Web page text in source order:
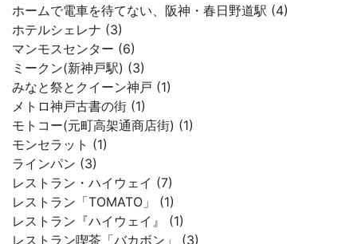
ホームで電車を待てない、阪神・春日野道駅 (4)
ホテルシェレナ (3)
マンモスセンター (6)
ミークン(新神戸駅) (3)
みなと祭とクイーン神戸 (1)
メトロ神戸古書の街 (1)
モトコー(元町高架通商店街) (1)
モンセラット (1)
ラインパン (3)
レストラン・ハイウェイ (7)
レストラン「TOMATO」 (1)
レストラン『ハイウェイ』 (1)
レストラン喫茶「バカボン」 (3)